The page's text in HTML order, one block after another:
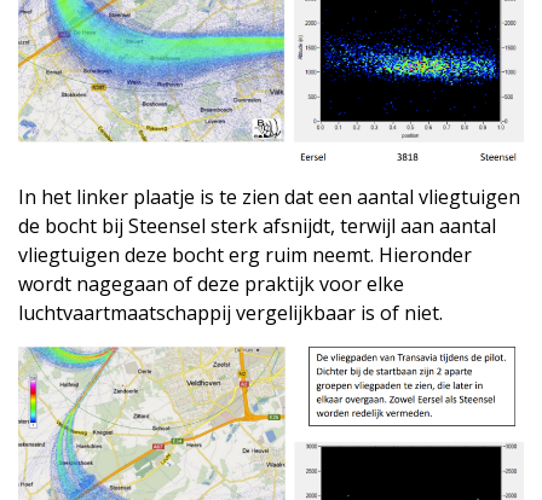
In het linker plaatje is te zien dat een aantal vliegtuigen
de bocht bij Steensel sterk afsnijdt, terwijl aan aantal
vliegtuigen deze bocht erg ruim neemt. Hieronder
wordt nagegaan of deze praktijk voor elke
luchtvaartmaatschappij vergelijkbaar is of niet.